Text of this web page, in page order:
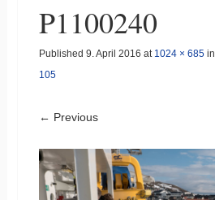
P1100240
Published 9. April 2016 at 1024 × 685in
105
← Previous